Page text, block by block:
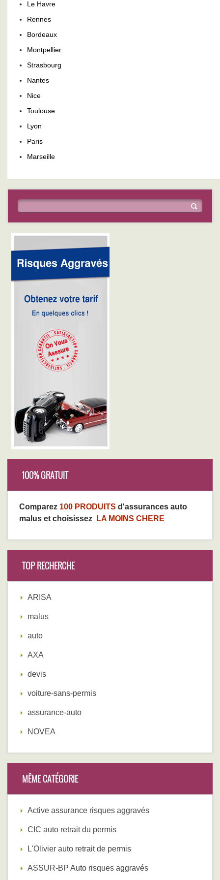
Le Havre
Rennes
Bordeaux
Montpellier
Strasbourg
Nantes
Nice
Toulouse
Lyon
Paris
Marseille
100% GRATUIT
Comparez 100 PRODUITS d'assurances auto
malus et choisissez
LA MOINS CHERE
TOP RECHERCHE
ARISA
malus
auto
AXA
devis
voiture-sans-permis
assurance-auto
NOVEA
MÊME CATÉGORIE
Active assurance risques aggravés
CIC auto retrait du permis
L'Olivier auto retrait de permis
ASSUR-BP Auto risques aggravés